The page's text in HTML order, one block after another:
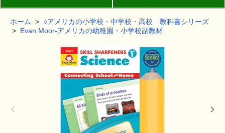
ホーム > ○アメリカの小学校・中学校・高校 教科書シリーズ
> Evan Moor-アメリカの幼稚園・小学校副教材